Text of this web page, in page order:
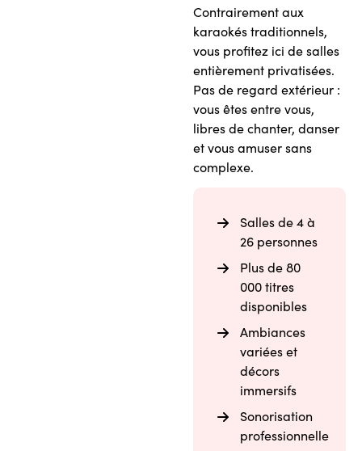
Contrairement aux
karaokés traditionnels,
vous profitez ici de salles
entièrement privatisées.
Pas de regard extérieur :
vous êtes entre vous,
libres de chanter, danser
et vous amuser sans
complexe.
Salles de 4 à
26 personnes
Plus de 80
000 titres
disponibles
Ambiances
variées et
décors
immersifs
Sonorisation
professionnelle